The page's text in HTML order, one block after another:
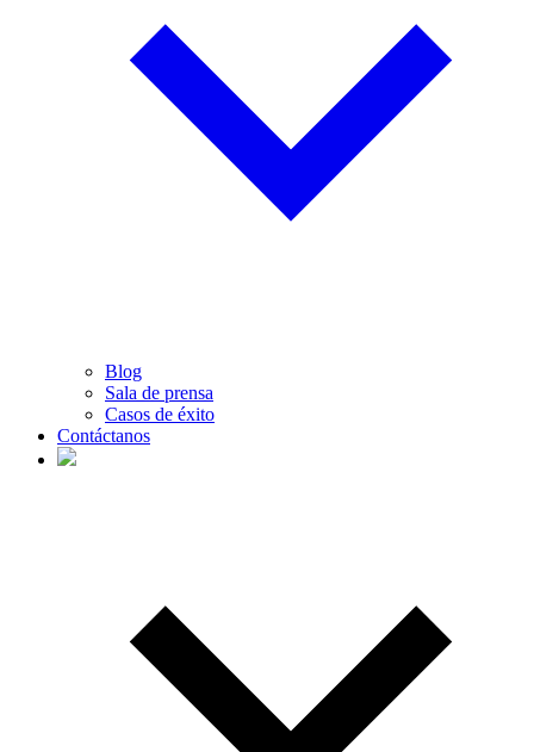
Blog
Sala de prensa
Casos de éxito
Contáctanos